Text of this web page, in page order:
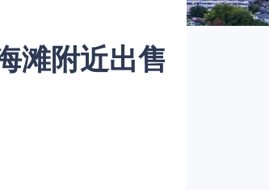
滩附近出售